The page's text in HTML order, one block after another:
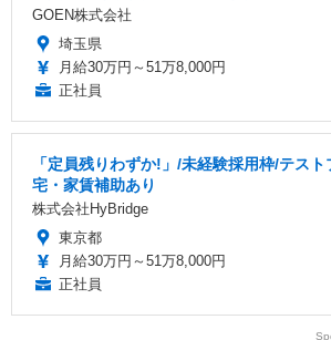
GOEN株式会社
埼玉県
月給30万円～51万8,000円
正社員
「定員残りわずか!」/未経験採用枠/テス
宅・家賃補助あり
株式会社HyBridge
東京都
月給30万円～51万8,000円
正社員